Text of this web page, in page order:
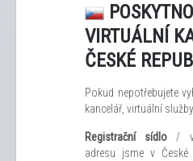
VIRTUÁLNÍ
ČESKÉ
Pokud nepotřebujete
kancelář, virtuální
Registrační sídlo /
adresu jsme v